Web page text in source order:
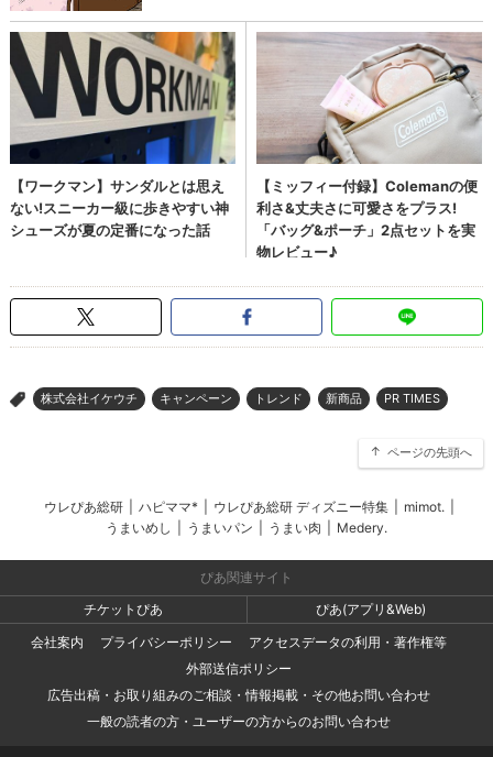
> 株式会社イケウチ キャンペーン トレンド 新商品 PR TIMES
ページの先頭へ
ウレぴあ総研 ハピママ* ウレぴあ総研 ディズニー特集 mimot.
うまいめし
うまいパン うまい肉 Medery.
ぴあ関連サイト
チケットぴあ
ぴあ(アプリ&Web)
会社案内
プライバシーポリシー
アクセスデータの利用・著作権等
外部送信ポリシー
広告出稿・お取り組みのご相談・情報掲載・その他お問い合わせ
一般の読者の方・ユーザーの方からのお問い合わせ